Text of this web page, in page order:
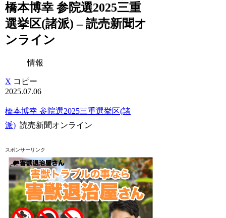
橋本博幸 参院選2025三重
選挙区(諸派) – 読売新聞オ
ンライン
情報
X コピー
2025.07.06
橋本博幸 参院選2025三重選挙区(諸
派) 読売新聞オンライン
スポンサーリンク